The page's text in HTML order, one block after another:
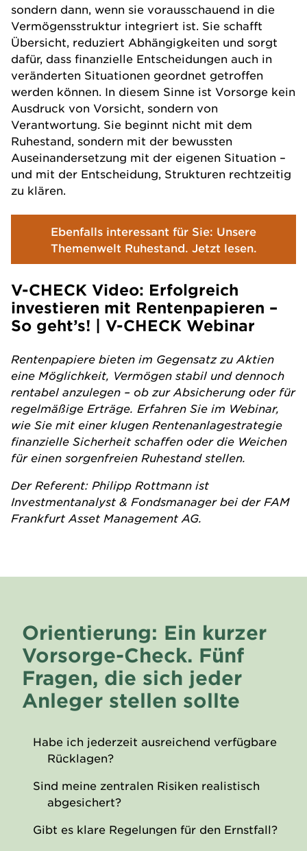
sondern dann, wenn sie vorausschauend in die
Vermögensstruktur integriert ist. Sie schafft
Übersicht, reduziert Abhängigkeiten und sorgt
dafür, dass finanzielle Entscheidungen auch in
veränderten Situationen geordnet getroffen
werden können. In diesem Sinne ist Vorsorge kein
Ausdruck von Vorsicht, sondern von
Verantwortung. Sie beginnt nicht mit dem
Ruhestand, sondern mit der bewussten
Auseinandersetzung mit der eigenen Situation –
und mit der Entscheidung, Strukturen rechtzeitig
zu klären.
Ebenfalls interessant für Sie: Unsere
Themenwelt Ruhestand. Jetzt lesen.
V-CHECK Video: Erfolgreich
investieren mit Rentenpapieren –
So geht’s! | V-CHECK Webinar
Rentenpapiere bieten im Gegensatz zu Aktien
eine Möglichkeit, Vermögen stabil und dennoch
rentabel anzulegen – ob zur Absicherung oder für
regelmäßige Erträge. Erfahren Sie im Webinar,
wie Sie mit einer klugen Rentenanlagestrategie
finanzielle Sicherheit schaffen oder die Weichen
für einen sorgenfreien Ruhestand stellen.
Der Referent: Philipp Rottmann ist
Investmentanalyst & Fondsmanager bei der FAM
Frankfurt Asset Management AG.
Orientierung: Ein kurzer
Vorsorge-Check. Fünf
Fragen, die sich jeder
Anleger stellen sollte
Habe ich jederzeit ausreichend verfügbare
Rücklagen?
Sind meine zentralen Risiken realistisch
abgesichert?
Gibt es klare Regelungen für den Ernstfall?